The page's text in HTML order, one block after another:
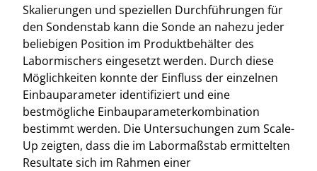
Skalierungen und speziellen Durchführungen für
den Sondenstab kann die Sonde an nahezu jeder
beliebigen Position im Produktbehälter des
Labormischers eingesetzt werden. Durch diese
Möglichkeiten konnte der Einfluss der einzelnen
Einbauparameter identifiziert und eine
bestmögliche Einbauparameterkombination
bestimmt werden. Die Untersuchungen zum Scale-
Up zeigten, dass die im Labormaßstab ermittelten
Resultate sich im Rahmen einer